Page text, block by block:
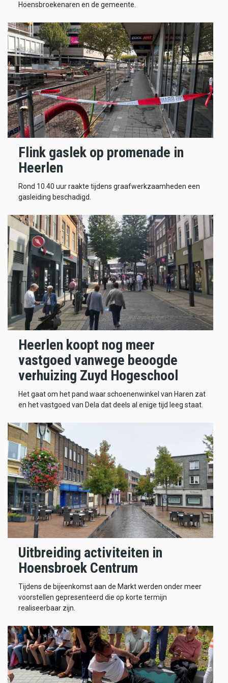
Hoensbroekenaren en de gemeente.
Flink gaslek op promenade in
Heerlen
Rond 10.40 uur raakte tijdens graafwerkzaamheden een
gasleiding beschadigd.
Heerlen koopt nog meer
vastgoed vanwege beoogde
verhuizing Zuyd Hogeschool
Het gaat om het pand waar schoenenwinkel van Haren zat
en het vastgoed van Dela dat deels al enige tijd leeg staat.
Uitbreiding activiteiten in
Hoensbroek Centrum
Tijdens de bijeenkomst aan de Markt werden onder meer
voorstellen gepresenteerd die op korte termijn
realiseerbaar zijn.